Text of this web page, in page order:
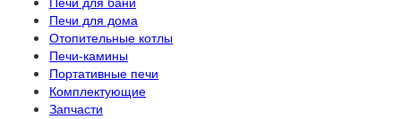
Печи для дома
Отопительные котлы
Печи-камины
Портативные печи
Комплектующие
Запчасти